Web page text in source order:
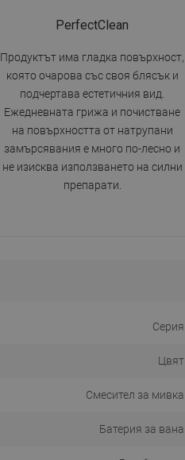
PerfectClean
Продуктът има гладка повърхност,
която очарова със своя блясък и
подчертава естетичния вид.
Ежедневната грижа и почистване
на повърхността от натрупани
замърсявания е много по-лесно и
не изисква използването на силни
препарати.
Серия
Цвят
Смесител за мивка
Батерия за вана